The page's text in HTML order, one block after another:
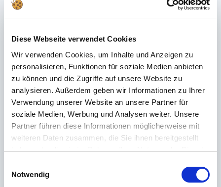
Diese Webseite verwendet Cookies
Wir verwenden Cookies, um Inhalte und Anzeigen zu
personalisieren, Funktionen für soziale Medien anbieten
zu können und die Zugriffe auf unsere Website zu
analysieren. Außerdem geben wir Informationen zu Ihrer
Verwendung unserer Website an unsere Partner für
soziale Medien, Werbung und Analysen weiter. Unsere
Partner führen diese Informationen möglicherweise mit
weiteren Daten zusammen, die Sie ihnen bereitgestellt
haben oder die sie im Rahmen Ihrer Nutzung der Dienste
Notwendig
megtudni termékeinkről? A miénk
az Ön oldalán áll
tanácsokkal és támogatással – gyorsan, hozzáértően és személyesen.
tippekről van szó: mi az Ön rendelkezésére állunk.
24 órás támogatás
Telefon
+49 (0) 800 22 77 372 / +43 (0) 662 88 921 333
Hétfőtől csütörtökig 9:00-15:00, pénteken 9:00-12:00